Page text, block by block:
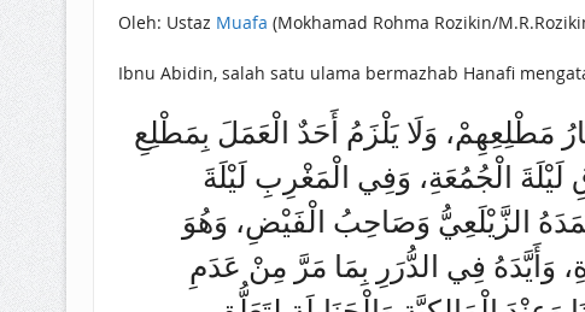
Oleh: Ustaz Muafa (Mokhamad Rohma Rozikin/
Ibnu Abidin, salah satu ulama bermazhab Hanafi
مَطْلِعِهِمْ، وَلَا يَلْزَمُ أَحَدٌ الْعَمَلَ بِمَطْلِعِ
الْجُمُعَةِ، وَفِي الْمَغْرِبِ لَيْلَةَ
الزَّيْلَعِيُّ وَصَاحِبُ الْفَيْضِ، وَهُوَ
وَأَيَّدَهُ فِي الدُّرَرِ بِمَا مَرَّ مِنْ عَدَمِ